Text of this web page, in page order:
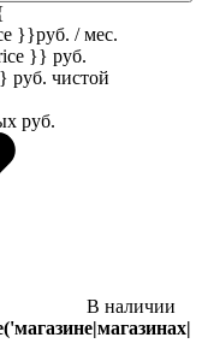
}}руб. / мес.
}} руб.
руб. чистой
руб.
В наличии